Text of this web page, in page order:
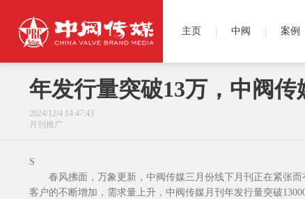
主页 中阀 案例
年发行量突破13万，中阀传
2024/12/4 14:47:43
月刊推广
S
春风拂面，万象更新，中阀传媒三月份线下月刊正在紧张
客户的不断增加，需求量上升，中阀传媒月刊年发行量突破